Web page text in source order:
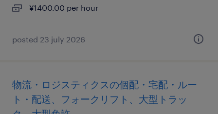
¥1400.00 per hour
posted 23 july 2026
物流・ロジスティクスの個配・宅配・ルー
ト・配送、フォークリフト、大型トラッ